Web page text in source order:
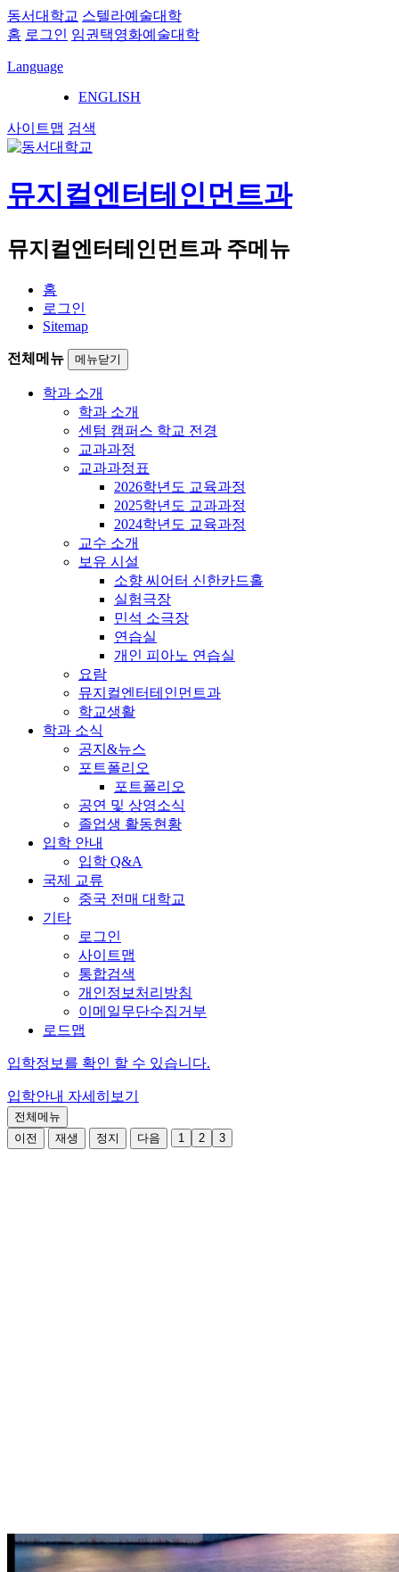
동서대학교 스텔라예술대학
홈 로그인 임권택영화예술대학
Language
ENGLISH
사이트맵 검색
뮤지컬엔터테인먼트과
뮤지컬엔터테인먼트과 주메뉴
홈
로그인
Sitemap
전체메뉴 메뉴닫기
학과 소개
학과 소개
센텀 캠퍼스 학교 전경
교과과정
교과과정표
2026학년도 교육과정
2025학년도 교과과정
2024학년도 교육과정
교수 소개
보유 시설
소향 씨어터 신한카드홀
실험극장
민석 소극장
연습실
개인 피아노 연습실
요람
뮤지컬엔터테인먼트과
학교생활
학과 소식
공지&뉴스
포트폴리오
포트폴리오
공연 및 상영소식
졸업생 활동현황
입학 안내
입학 Q&A
국제 교류
중국 전매 대학교
기타
로그인
사이트맵
통합검색
개인정보처리방침
이메일무단수집거부
로드맵
입학정보를 확인 할 수 있습니다.
입학안내 자세히보기
전체메뉴
이전
재생 정지 다음 1 2 3